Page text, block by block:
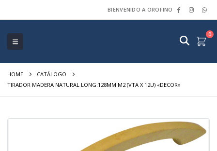
BIENVENIDO A OROFINO
0
HOME
CATÁLOGO
TIRADOR MADERA NATURAL LONG:128MM M2 (VTA X 12U) «DECOR»